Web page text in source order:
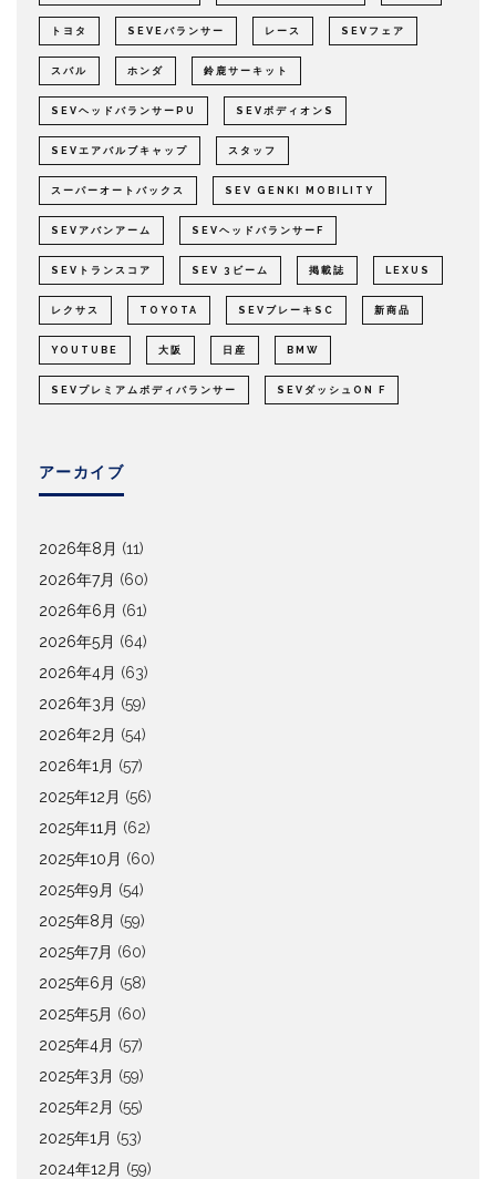
トヨタ SEVEバランサー レース SEVフェア
スバル ホンダ 鈴鹿サーキット
SEVヘッドバランサーPU SEVボディオンS
SEVエアバルブキャップ スタッフ
スーパーオートバックス SEV GENKI MOBILITY
SEVアバンアーム SEVヘッドバランサーF
SEVトランスコア SEV 3ビーム 掲載誌 LEXUS
レクサス TOYOTA SEVブレーキSC 新商品
YOUTUBE 大阪 日産 BMW
SEVプレミアムボディバランサー SEVダッシュON F
アーカイブ
2026年8月 (11)
2026年7月 (60)
2026年6月 (61)
2026年5月 (64)
2026年4月 (63)
2026年3月 (59)
2026年2月 (54)
2026年1月 (57)
2025年12月 (56)
2025年11月 (62)
2025年10月 (60)
2025年9月 (54)
2025年8月 (59)
2025年7月 (60)
2025年6月 (58)
2025年5月 (60)
2025年4月 (57)
2025年3月 (59)
2025年2月 (55)
2025年1月 (53)
2024年12月 (59)